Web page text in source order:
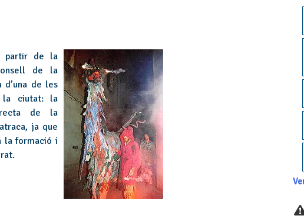
partir de la
de la
de les
la ciutat: la
de la
ja que
la formació i